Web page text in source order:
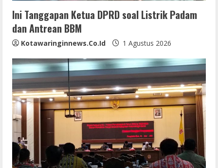
i
n
g
Ini Tanggapan Ketua DPRD soal Listrik Padam
dan Antrean BBM
Kotawaringinnews.co.id 1 Agustus 2026